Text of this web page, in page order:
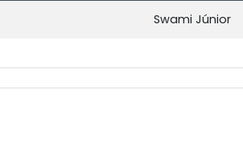
Swami Júnior